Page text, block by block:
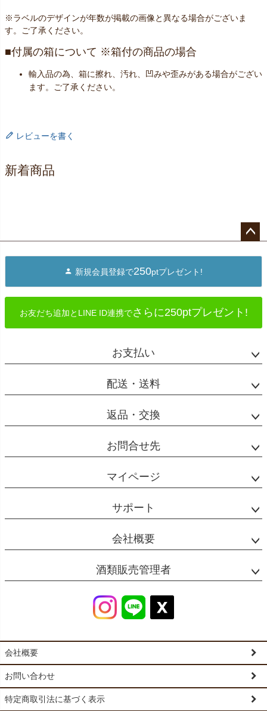
※ラベルのデザインが年数が掲載の画像と異なる場合がございま
す。ご了承ください。
付属の箱について ※箱付の商品の場合
輸入品の為、箱に擦れ、汚れ、凹みや歪みがある場合がござい
ます。ご了承ください。
レビューを書く
新着商品
へ
新規会員登録で250ptプレゼント!
お友だち追加とLINE ID連携でさらに250ptプレゼント!
お支払い
配送・送料
返品・交換
お問合せ先
マイページ
サポート
会社概要
酒類販売管理者
会社概要
お問い合わせ
特定商取引法に基づく表示